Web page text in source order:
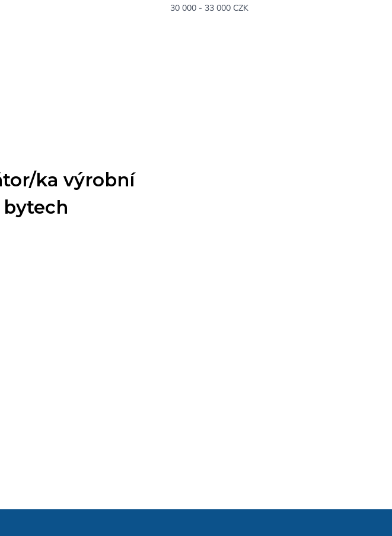
30 000 - 33 000 CZK